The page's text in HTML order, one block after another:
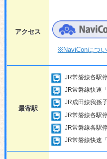
アクセス
※NaviConにつ
最寄駅
JR常磐線各駅
JR常磐線快速
JR成田線我孫
JR常磐線各駅
JR常磐線各駅
JR常磐線快速